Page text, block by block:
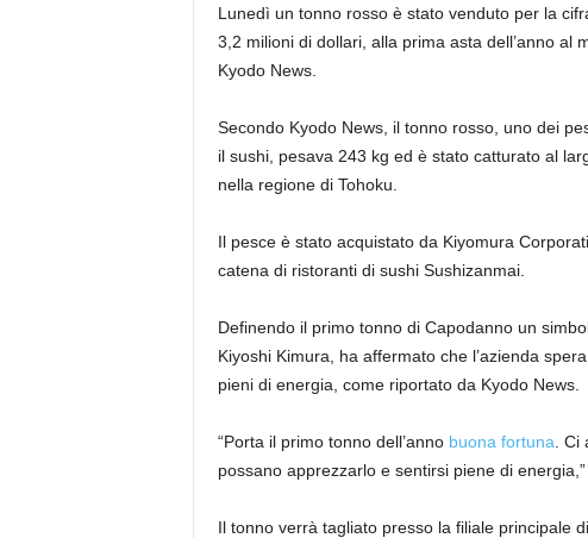
Lunedì un tonno rosso è stato venduto per la
3,2 milioni di dollari, alla prima asta dell’anno al
Kyodo News.
Secondo Kyodo News, il tonno rosso, uno dei
il sushi, pesava 243 kg ed è stato catturato al
nella regione di Tohoku.
Il pesce è stato acquistato da Kiyomura
catena di ristoranti di sushi Sushizanmai.
Definendo il primo tonno di Capodanno un
Kiyoshi Kimura, ha affermato che l’azienda
pieni di energia, come riportato da Kyodo News.
“Porta il primo tonno dell’anno buona fortuna .
possano apprezzarlo e sentirsi piene di
Il tonno verrà tagliato presso la filiale principale